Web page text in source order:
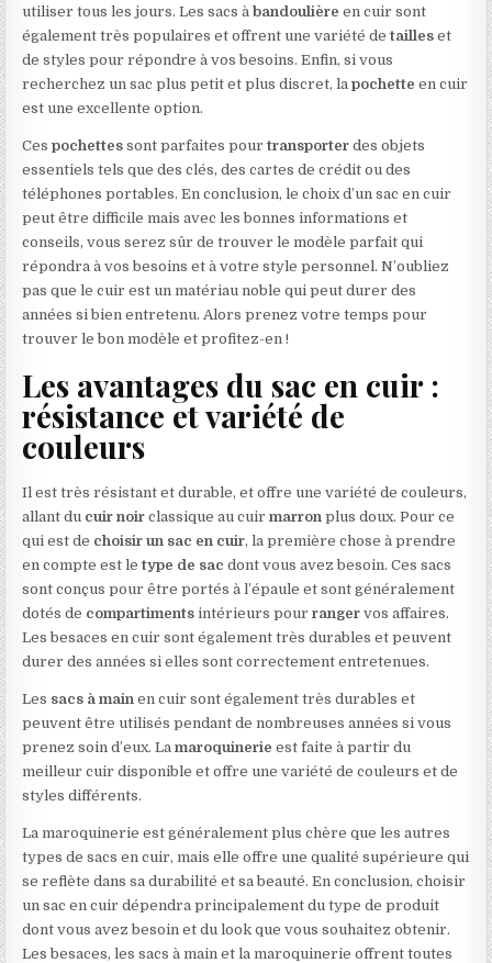
utiliser tous les jours. Les sacs àbandoulière en cuir sont
également très populaires et offrent une variété detailles et
de styles pour répondre à vos besoins. Enfin, si vous
recherchez un sac plus petit et plus discret, lapochette en cuir
est une excellente option.
Cespochettes sont parfaites pourtransporter des objets
essentiels tels que des clés, des cartes de crédit ou des
téléphones portables. En conclusion, le choix d’un sac en cuir
peut être difficile mais avec les bonnes informations et
conseils, vous serez sûr de trouver le modèle parfait qui
répondra à vos besoins et à votre style personnel. N’oubliez
pas que le cuir est un matériau noble qui peut durer des
années si bien entretenu. Alors prenez votre temps pour
trouver le bon modèle et profitez-en !
Les avantages du sac en cuir :
résistance et variété de
couleurs
Il est très résistant et durable, et offre une variété de couleurs,
allant du cuir noir classique au cuirmarron plus doux. Pour ce
qui est de choisir un sac en cuir, la première chose à prendre
en compte est letype de sac dont vous avez besoin. Ces sacs
sont conçus pour être portés à l’épaule et sont généralement
dotés de compartiments intérieurs pourranger vos affaires.
Les besaces en cuir sont également très durables et peuvent
durer des années si elles sont correctement entretenues.
Les sacs à main en cuir sont également très durables et
peuvent être utilisés pendant de nombreuses années si vous
prenez soin d’eux. Lamaroquinerie est faite à partir du
meilleur cuir disponible et offre une variété de couleurs et de
styles différents.
La maroquinerie est généralement plus chère que les autres
types de sacs en cuir, mais elle offre une qualité supérieure qui
se reflète dans sa durabilité et sa beauté. En conclusion, choisir
un sac en cuir dépendra principalement du type de produit
dont vous avez besoin et du look que vous souhaitez obtenir.
Les besaces, les sacs à main et la maroquinerie offrent toutes